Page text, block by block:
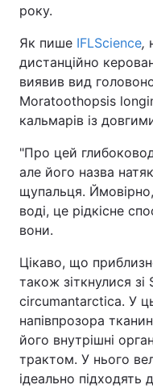
року.
Як пише IFLScience,
дистанційно
виявив вид
Moratoothopsis
кальмарів із
"Про цей
але його назва
щупальця.
воді, це рідкісне
вони.
Цікаво, що
також зіткнулися
circumantarctica. У
напівпрозора
його внутрішні
трактом. У нього
ідеально підходять